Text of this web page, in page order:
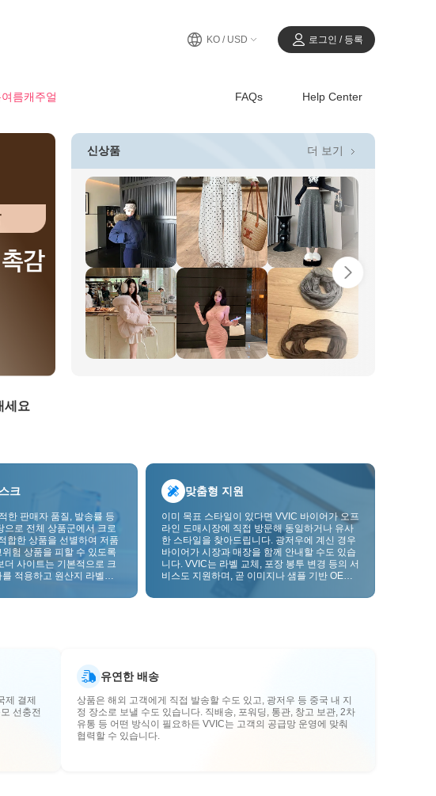
KO / USD 로그인 / 등록
름캐주얼 FAQs Help Center
신상품 더 보기 
세요
크
한 판매자 품질, 발송률 등
으로 전체 상품군에서 크로
합한 상품을 선별하여 저품
험 상품을 피할 수 있도록
더 사이트는 기본적으로 크
적용하고 원산지 라벨을
맞춤형 지원
이미 목표 스타일이 있다면 VVIC 바이어가 오프
라인 도매시장에 직접 방문해 동일하거나 유사
한 스타일을 찾아드립니다. 광저우에 계신 경우
바이어가 시장과 매장을 함께 안내할 수도 있습
니다. VVIC는 라벨 교체, 포장 봉투 변경 등의 서
비스도 지원하며, 곧 이미지나 샘플 기반 OEM
를 비즈니스에 더 잘 맞는 공급망 역량으로 전환
제 결제
선충전
유연한 배송
상품은 해외 고객에게 직접 발송할 수도 있고, 광저우 등 중국 내 지
정 장소로 보낼 수도 있습니다. 직배송, 포워딩, 통관, 창고 보관, 2차
유통 등 어떤 방식이 필요하든 VVIC는 고객의 공급망 운영에 맞춰
협력할 수 있습니다.